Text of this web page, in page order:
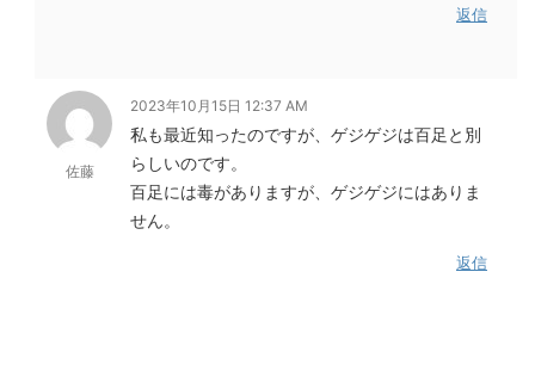
返信
佐藤
2023年10月15日 12:37 AM
私も最近知ったのですが、ゲジゲジは百足と別
らしいのです。
百足には毒がありますが、ゲジゲジにはありま
せん。
返信